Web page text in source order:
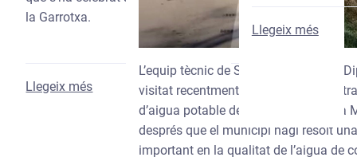
la Garrotxa.
Llegeix méssobre Dipsalut reafirma el seu compromís
L’equip tècnic de Salut Ambiental de
visitat recentment la nova planta de
d’aigua potable de Sant Llorenç de la
després que el municipi hagi resolt
important en la qualitat de l’aigua de
Llegeix méssobre